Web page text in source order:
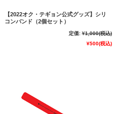
【2022オク・テギョン公式グッズ】シリ
コンバンド（2個セット）
定価: ¥1,000(税込)
¥500(税込)